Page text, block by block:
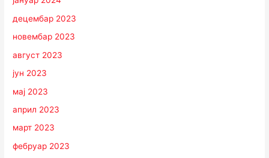
децембар 2023
новембар 2023
август 2023
јун 2023
мај 2023
април 2023
март 2023
фебруар 2023